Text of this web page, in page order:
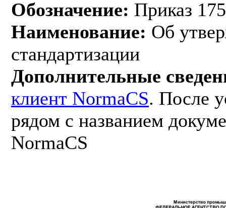
Обозначение: Приказ
Наименование: Об
стандартизации
Дополнительные
клиент NormaCS. После
рядом с названием
NormaCS